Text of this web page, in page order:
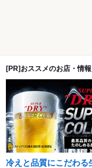
[PR]おススメのお店・情報
冷えと品質にこだわる